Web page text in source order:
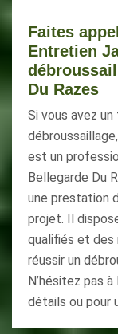
Faites
Entretien
Du Razes
Si vous avez
est un
Bellegarde Du
une prestation
projet. Il
qualifiés et des
réussir un
N’hésitez pas
détails ou pour